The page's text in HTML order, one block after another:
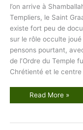
l’on arrive à
Templiers, le Saint
existe fort peu de
sur le rôle occulte
pensons pourtant,
de l’Ordre du Temple
Chrétienté et le centre
O
Read More »